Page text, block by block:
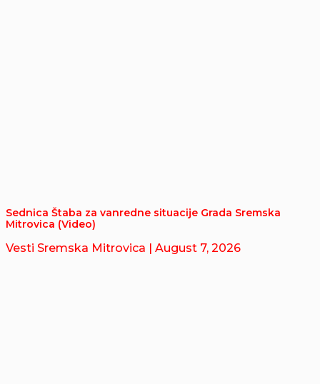
Sednica Štaba za vanredne situacije Grada Sremska
Mitrovica (Video)
Vesti Sremska Mitrovica | August 7, 2026